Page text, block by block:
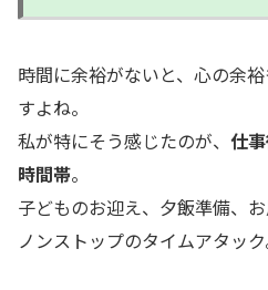
時間に余裕がないと、心の余
すよね。
私が特にそう感じたのが、 仕
時間帯。
子どものお迎え、夕飯準備、
ノンストップのタイムアタック